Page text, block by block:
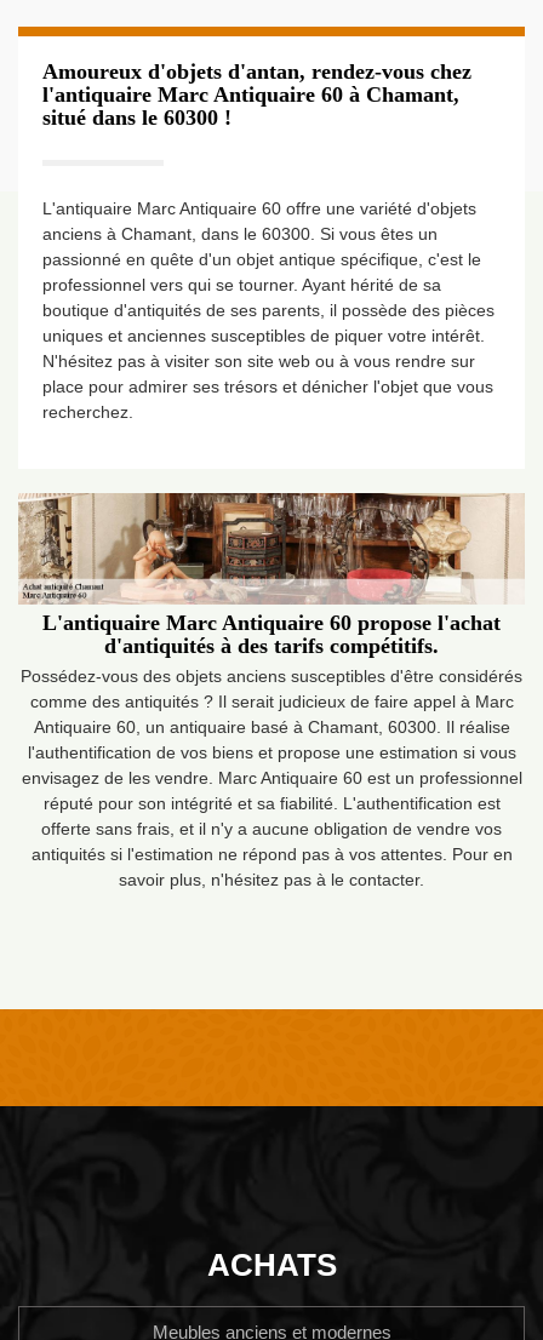
Amoureux d'objets d'antan, rendez-vous chez
l'antiquaire Marc Antiquaire 60 à Chamant,
situé dans le 60300 !
L'antiquaire Marc Antiquaire 60 offre une variété d'objets
anciens à Chamant, dans le 60300. Si vous êtes un
passionné en quête d'un objet antique spécifique, c'est le
professionnel vers qui se tourner. Ayant hérité de sa
boutique d'antiquités de ses parents, il possède des pièces
uniques et anciennes susceptibles de piquer votre intérêt.
N'hésitez pas à visiter son site web ou à vous rendre sur
place pour admirer ses trésors et dénicher l'objet que vous
recherchez.
L'antiquaire Marc Antiquaire 60 propose l'achat
d'antiquités à des tarifs compétitifs.
Possédez-vous des objets anciens susceptibles d'être considérés
comme des antiquités ? Il serait judicieux de faire appel à Marc
Antiquaire 60, un antiquaire basé à Chamant, 60300. Il réalise
l'authentification de vos biens et propose une estimation si vous
envisagez de les vendre. Marc Antiquaire 60 est un professionnel
réputé pour son intégrité et sa fiabilité. L'authentification est
offerte sans frais, et il n'y a aucune obligation de vendre vos
antiquités si l'estimation ne répond pas à vos attentes. Pour en
savoir plus, n'hésitez pas à le contacter.
ACHATS
Meubles anciens et modernes